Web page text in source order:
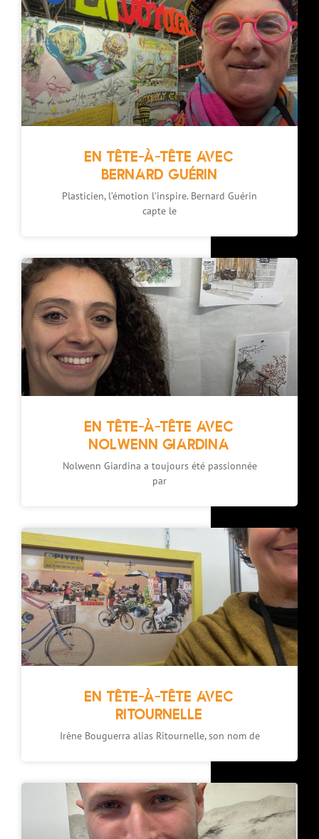
EN TÊTE-À-TÊTE AVEC
BERNARD GUÉRIN
Plasticien, l’émotion l’inspire. Bernard Guérin
capte le
EN TÊTE-À-TÊTE AVEC
NOLWENN GIARDINA
Nolwenn Giardina a toujours été passionnée
par
EN TÊTE-À-TÊTE AVEC
RITOURNELLE
Irène Bouguerra alias Ritournelle, son nom de